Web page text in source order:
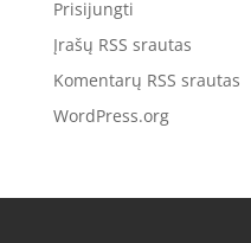
Prisijungti
Įrašų RSS srautas
Komentarų RSS srautas
WordPress.org